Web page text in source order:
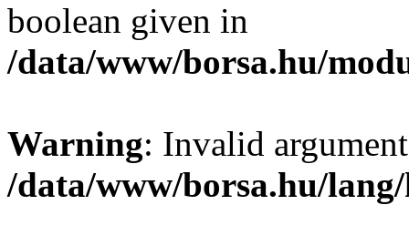
boolean given in
/data/www/borsa.hu/
Warning: Invalid
/data/www/borsa.hu/